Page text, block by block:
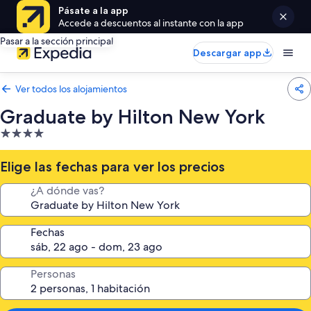
Pásate a la app
Accede a descuentos al instante con la app
Pasar a la sección principal
Descargar app
Ver todos los alojamientos
Graduate by Hilton New York
Alojamiento
de
4.0 estrellas
Elige las fechas para ver los precios
¿A dónde vas?
Fechas
Personas